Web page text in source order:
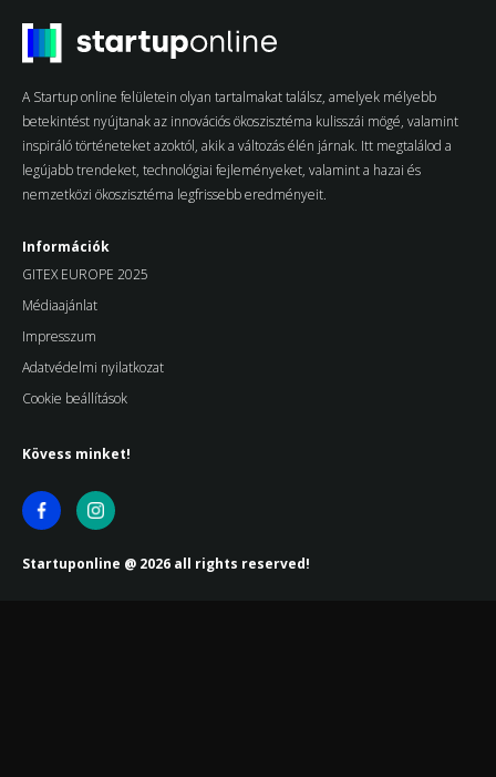
A Startup online felületein olyan tartalmakat találsz, amelyek mélyebb
betekintést nyújtanak az innovációs ökoszisztéma kulisszái mögé, valamint
inspiráló történeteket azoktól, akik a változás élén járnak. Itt megtalálod a
legújabb trendeket, technológiai fejleményeket, valamint a hazai és
nemzetközi ökoszisztéma legfrissebb eredményeit.
Információk
GITEX EUROPE 2025
Médiaajánlat
Impresszum
Adatvédelmi nyilatkozat
Cookie beállítások
Kövess minket!
Startuponline @ 2026 all rights reserved!